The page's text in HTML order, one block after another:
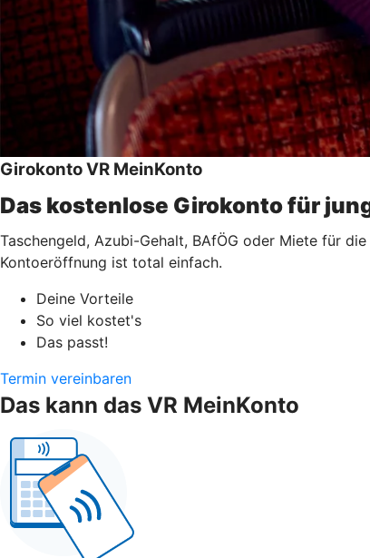
Girokonto VR MeinKonto
Das kostenlose Girokonto für
Taschengeld, Azubi-Gehalt, BAfÖG oder Miete für
Kontoeröffnung ist total einfach.
Deine Vorteile
So viel kostet's
Das passt!
Termin vereinbaren
Das kann das VR MeinKonto